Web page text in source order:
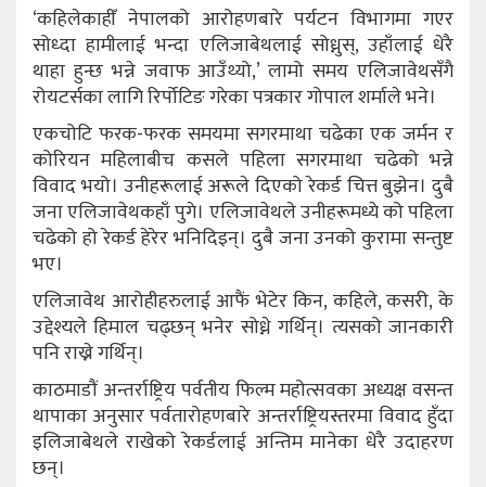
‘कहिलेकाहीँ नेपालको आरोहणबारे पर्यटन विभागमा गएर
सोध्दा हामीलाई भन्दा एलिजाबेथलाई सोध्नुस्, उहाँलाई धेरै
थाहा हुन्छ भन्ने जवाफ आउँथ्यो,’ लामो समय एलिजावेथसँगै
रोयटर्सका लागि रिर्पोटिङ गरेका पत्रकार गोपाल शर्माले भने।
एकचोटि फरक-फरक समयमा सगरमाथा चढेका एक जर्मन र
कोरियन महिलाबीच कसले पहिला सगरमाथा चढेको भन्ने
विवाद भयो। उनीहरूलाई अरूले दिएको रेकर्ड चित्त बुझेन। दुबै
जना एलिजावेथकहाँ पुगे। एलिजावेथले उनीहरूमध्ये को पहिला
चढेको हो रेकर्ड हेरेर भनिदिइन्। दुबै जना उनको कुरामा सन्तुष्ट
भए।
एलिजावेथ आरोहीहरुलाई आफैं भेटेर किन, कहिले, कसरी, के
उद्देश्यले हिमाल चढ्छन् भनेर सोध्ने गर्थिन्। त्यसको जानकारी
पनि राख्ने गर्थिन्।
काठमाडौं अन्तर्राष्ट्रिय पर्वतीय फिल्म महोत्सवका अध्यक्ष वसन्त
थापाका अनुसार पर्वतारोहणबारे अन्तर्राष्ट्रियस्तरमा विवाद हुँदा
इलिजाबेथले राखेको रेकर्डलाई अन्तिम मानेका धेरै उदाहरण
छन्।